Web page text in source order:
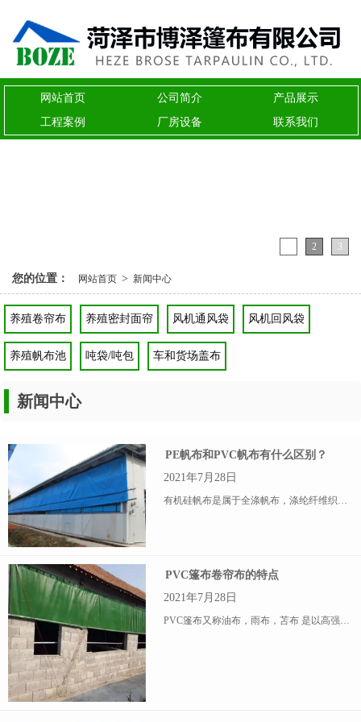
网站首页 公司简介
产品展示
工程案例
厂房设备 联系我们
2 3
您的位置： 网站首页 > 新闻中心
养殖卷帘布 养殖密封面帘 风机通风袋 风机回风袋
养殖帆布池 吨袋/吨包 车和货场盖布
新闻中心
PE帆布和PVC帆布有什么区别？
2021年7月28日
有机硅帆布是属于全涤帆布，涤纶纤维织造，特点是重量轻，防水，不发霉，透气性好，是制作帐篷苫布，蓬布的材料。
PVC篷布卷帘布的特点
2021年7月28日
PVC篷布又称油布，雨布，苫布 是以高强度的涤纶帆布为基布，涂敷聚氯乙烯（PVC）糊状树脂配加增速剂（合成植物酯）、防霉剂、防老化剂、抗静电剂等多种化学助剂，经高温塑化而成。